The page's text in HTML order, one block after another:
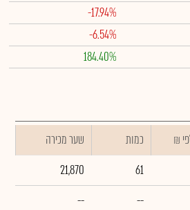
-17.94%
-6.54%
184.40%
כמות
שער מכירה
61
21,870
--
--